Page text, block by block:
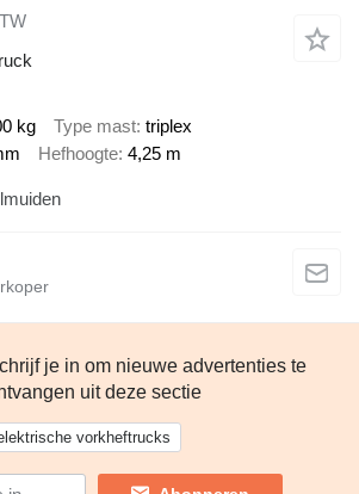
kg Type mast triplex
Hefhoogte 4,25 m
je in om nieuwe advertenties te
uit deze sectie
vorkheftrucks